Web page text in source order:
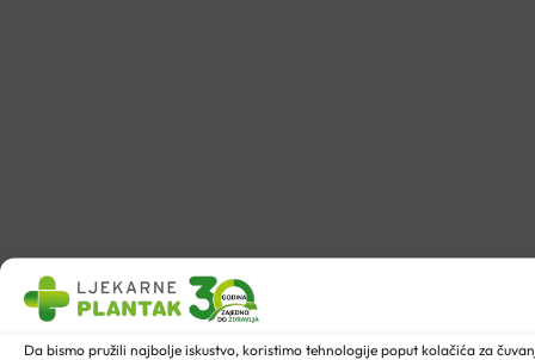
Da bismo pružili najbolje iskustvo, koristimo tehnologije poput kolačića za